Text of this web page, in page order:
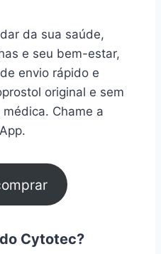
da sua saúde,
e seu bem-estar,
envio rápido e
original e sem
Chame a
Cytotec?